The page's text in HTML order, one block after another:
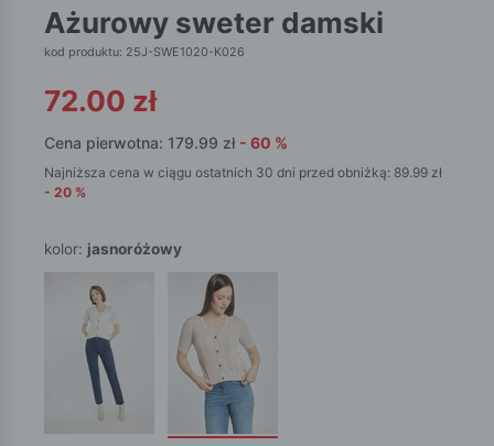
ażurowy sweter damski
kod produktu: 25J-SWE1020-K026
72.00 zł
Cena pierwotna: 179.99 zł - 60 %
Najniższa cena w ciągu ostatnich 30 dni przed obniżką: 89.99 zł
- 20 %
kolor: jasnoróżowy